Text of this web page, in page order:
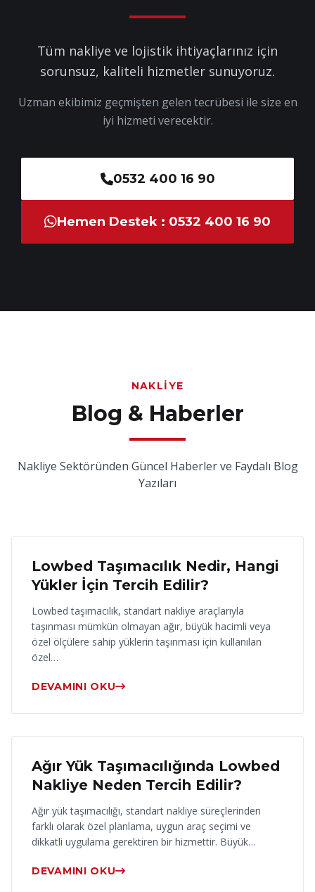
Tüm nakliye ve lojistik ihtiyaçlarınız için
sorunsuz, kaliteli hizmetler sunuyoruz.
Uzman ekibimiz geçmişten gelen tecrübesi ile size en
iyi hizmeti verecektir.
0532 400 16 90
Hemen Destek : 0532 400 16 90
NAKLIYE
Blog & Haberler
Nakliye Sektöründen Güncel Haberler ve Faydalı Blog
Yazıları
18 Haziran 2026
Lowbed Taşımacılık Nedir, Hangi
Yükler İçin Tercih Edilir?
Lowbed taşımacılık, standart nakliye araçlarıyla
taşınması mümkün olmayan ağır, büyük hacimli veya
özel ölçülere sahip yüklerin taşınması için kullanılan
özel…
DEVAMINI OKU
17 Haziran 2026
Ağır Yük Taşımacılığında Lowbed
Nakliye Neden Tercih Edilir?
Ağır yük taşımacılığı, standart nakliye süreçlerinden
farklı olarak özel planlama, uygun araç seçimi ve
dikkatli uygulama gerektiren bir hizmettir. Büyük…
DEVAMINI OKU